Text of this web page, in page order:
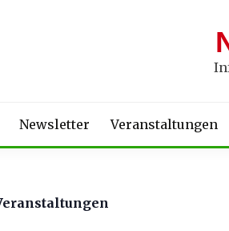
Newsletter Veranstaltungen